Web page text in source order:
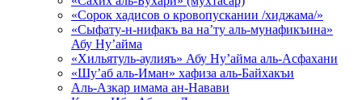
«Сорок хадисов о кровопускании /хиджама/»
«Сыфату-н-нифакъ ва на’ту аль-мунафикъина»
Абу Ну’айма
«Хильятуль-аулияъ» Абу Ну’айма аль-Асфахани
«Шу’аб аль-Иман» хафиза аль-Байхакъи
Аль-Азкар имама ан-Навави